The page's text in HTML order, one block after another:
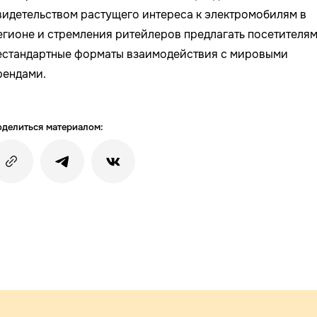
растущего интереса к электромобилям в
и стремления ритейлеров предлагать посетителям
форматы взаимодействия с мировыми
материалом: